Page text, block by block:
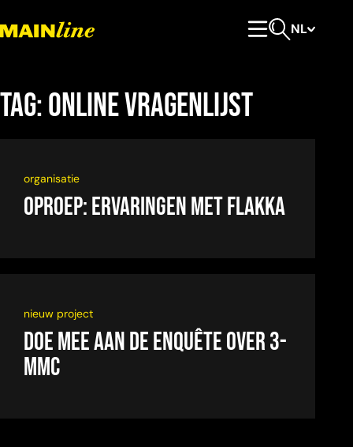
NL
Tag:online vragenlijst
organisatie
Oproep: Ervaringen met Flakka
nieuw project
Doe mee aan de enquête over 3-
MMC